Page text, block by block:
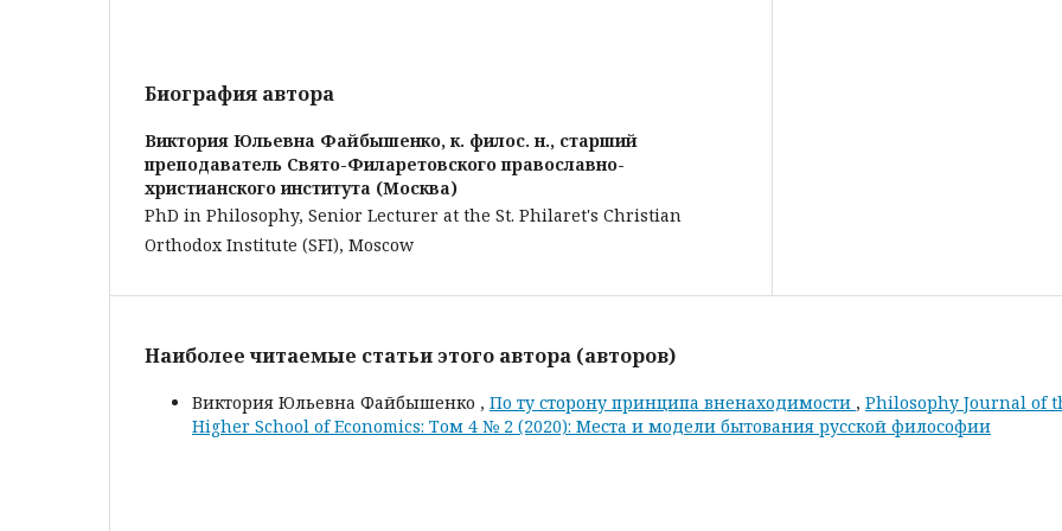
Биография автора
Виктория Юльевна Файбышенко,к. филос. н., старший
преподаватель Свято-Филаретовского православно-
христианского института (Москва)
PhD in Philosophy, Senior Lecturer at the St. Philaret's Christian
Orthodox Institute (SFI), Moscow
Наиболее читаемые статьи этого автора (авторов)
Виктория Юльевна Файбышенко , По ту сторону принципа вненаходимости , Philosophy Journal of
Higher School of Economics: Том 4 № 2 (2020): Места и модели бытования русской философии